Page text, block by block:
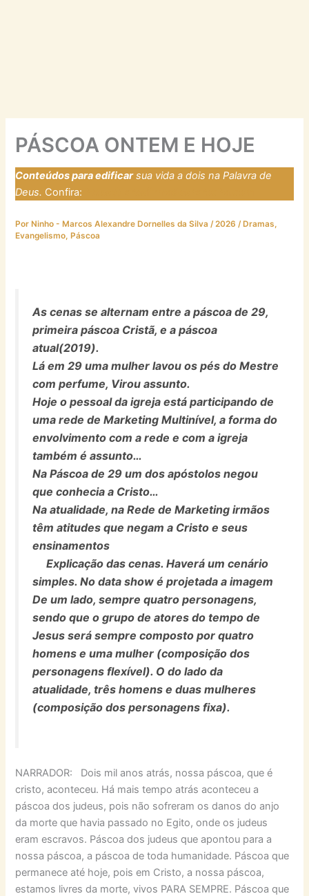
PÁSCOA ONTEM E HOJE
Conteúdos para edificarsua vida a dois na Palavra de
Deus. Confira:
Por Ninho - Marcos Alexandre Dornelles da Silva/2026/ Dramas,
Evangelismo, Páscoa
As cenas se alternam entre a páscoa de 29,
primeira páscoa Cristã, e a páscoa
atual(2019).
Lá em 29 uma mulher lavou os pés do Mestre
com perfume, Virou assunto.
Hoje o pessoal da igreja está participando de
uma rede de Marketing Multinível, a forma do
envolvimento com a rede e com a igreja
também é assunto…
Na Páscoa de 29 um dos apóstolos negou
que conhecia a Cristo…
Na atualidade, na Rede de Marketing irmãos
têm atitudes que negam a Cristo e seus
ensinamentos
Explicação das cenas. Haverá um cenário
simples. No data show é projetada a imagem
De um lado, sempre quatro personagens,
sendo que o grupo de atores do tempo de
Jesus será sempre composto por quatro
homens e uma mulher (composição dos
personagens flexível). O do lado da
atualidade, três homens e duas mulheres
(composição dos personagens fixa).
NARRADOR: Dois mil anos atrás, nossa páscoa, que é
cristo, aconteceu. Há mais tempo atrás aconteceu a
páscoa dos judeus, pois não sofreram os danos do anjo
da morte que havia passado no Egito, onde os judeus
eram escravos. Páscoa dos judeus que apontou para a
nossa páscoa, a páscoa de toda humanidade. Páscoa que
permanece até hoje, pois em Cristo, a nossa páscoa,
estamos livres da morte, vivos PARA SEMPRE. Páscoa que